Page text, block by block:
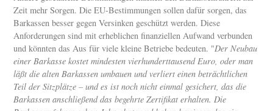
Zeit mehr Sorgen. Die EU-Bestimmungen sollen dafür sorgen, das
Barkassen besser gegen Versinken geschützt werden. Diese
Anforderungen sind mit erheblichen finanziellen Aufwand verbunden
und könnten das Aus für viele kleine Betriebe bedeuten. "Der Neubau
einer Barkasse kostet mindesten vierhunderttausend Euro, oder man
läßt die alten Barkassen umbauen und verliert einen beträchtlichen
Teil der Sitzplätze – und es ist noch nicht einmal gesichert, das die
Barkassen anschließend das begehrte Zertifikat erhalten. Die